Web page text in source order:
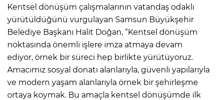
Kentsel dönüşüm çalışmalarının vatandaş odaklı
yürütüldüğünü vurgulayan Samsun Büyükşehir
Belediye Başkanı Halit Doğan, “Kentsel dönüşüm
noktasında önemli işlere imza atmaya devam
ediyor, örnek bir süreci hep birlikte yürütüyoruz.
Amacımız sosyal donatı alanlarıyla, güvenli yapılarıyla
ve modern yaşam alanlarıyla örnek bir şehirleşme
ortaya koymak. Bu amaçla kentsel dönüşümde ilk